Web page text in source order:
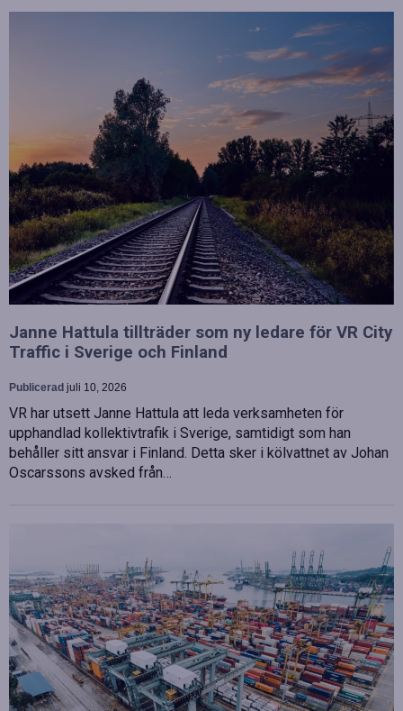
Janne Hattula tillträder som ny ledare för VR City
Traffic i Sverige och Finland
Publicerad juli 10, 2026
VR har utsett Janne Hattula att leda verksamheten för
upphandlad kollektivtrafik i Sverige, samtidigt som han
behåller sitt ansvar i Finland. Detta sker i kölvattnet av Johan
Oscarssons avsked från…